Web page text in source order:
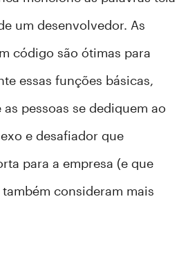
um desenvolvedor. As
código são ótimas para
essas funções básicas,
pessoas se dediquem ao
e desafiador que
para a empresa (e que
consideram mais